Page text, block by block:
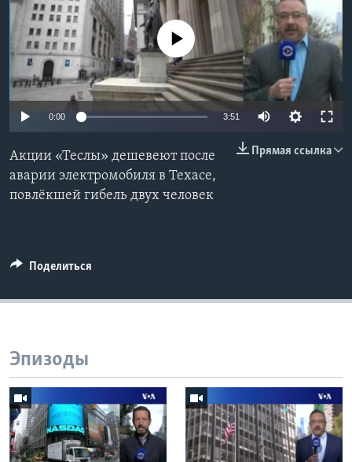
Learning English
СОЦИАЛЬНЫЕ СЕТИ
No media source currently available
0:00 3:51
Прямая ссылка
Акции «Теслы» дешевеют после
аварии электромобиля в Техасе,
повлёкшей гибель двух человек
Поделиться
Эпизоды